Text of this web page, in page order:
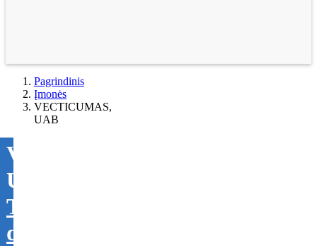
Pagrindinis
Įmonės
VECTICUMAS,
UAB
VECTICUMAS,
UAB
Tikslinti
duomenis